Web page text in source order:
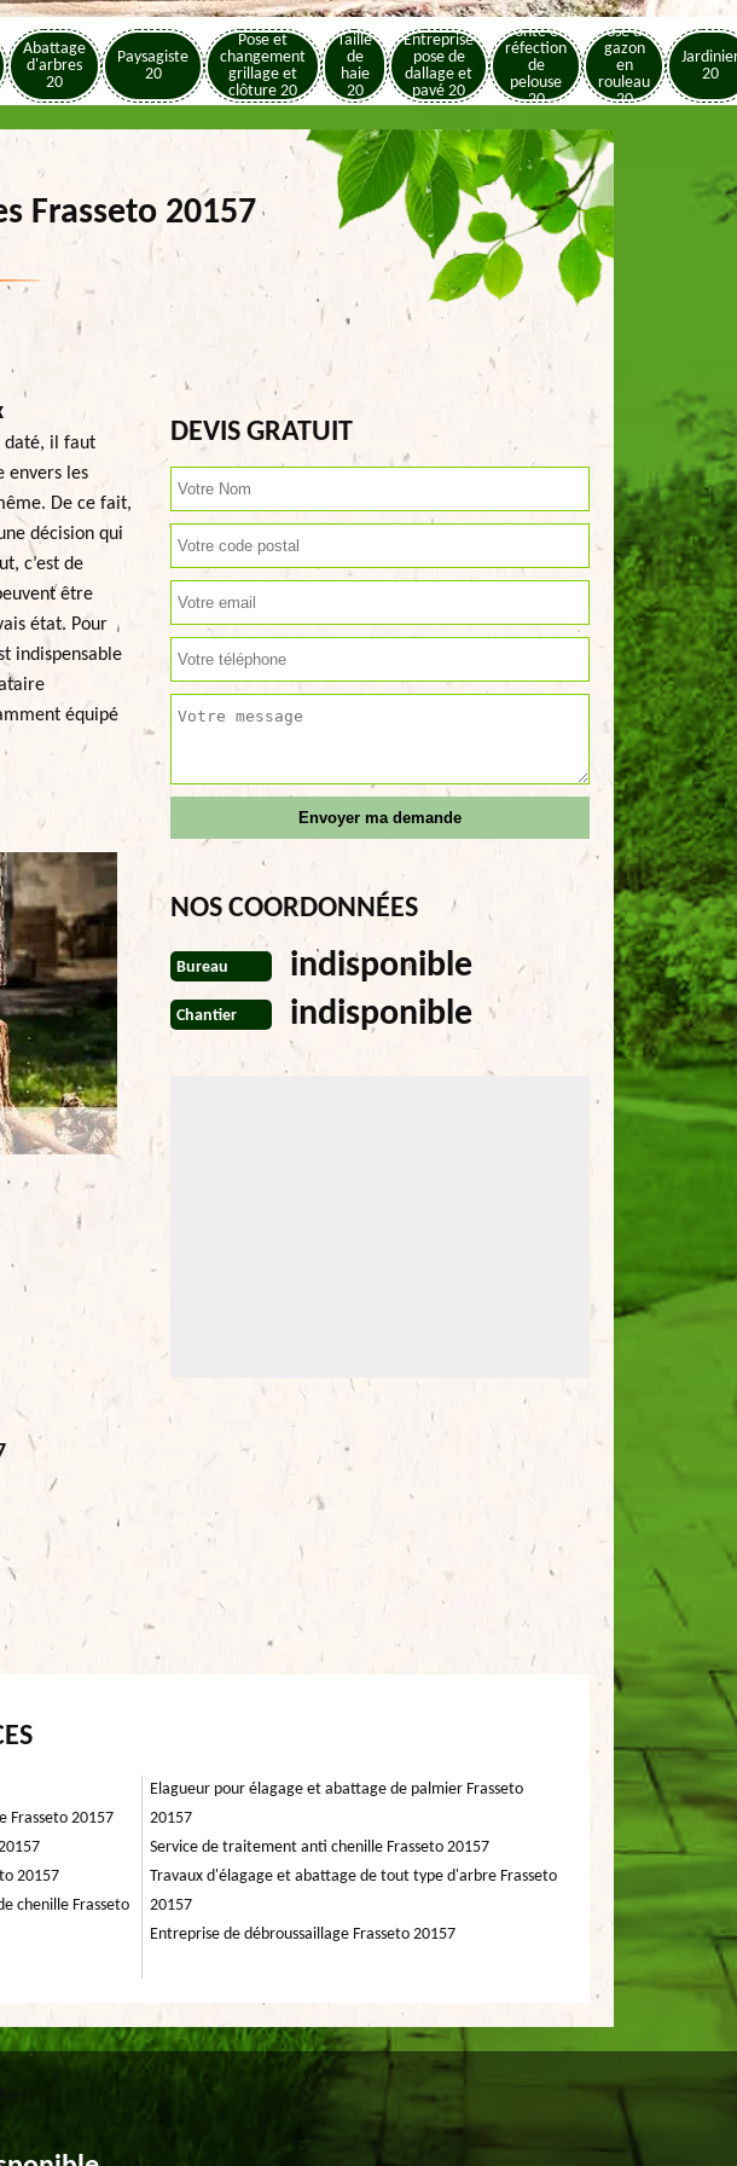
Abattage
d'arbres
20
Paysagiste
20
Pose et
changement
grillage et
clôture 20
Taille
de
haie
20
Entreprise
pose de
dallage et
pavé 20
Tonte et
réfection
de
pelouse
20
Pose de
gazon
en
rouleau
20
20
Frasseto 20157
daté, il faut
envers les
De ce fait,
décision qui
c’est de
être
état. Pour
indispensable
équipé
DEVIS GRATUIT
NOS COORDONNÉES
Bureau indisponible
Chantier indisponible
Frasseto 20157
20157
chenille Frasseto
Elagueur pour élagage et abattage de palmier Frasseto
20157
Service de traitement anti chenille Frasseto 20157
Travaux d'élagage et abattage de tout type d'arbre Frasseto
20157
Entreprise de débroussaillage Frasseto 20157